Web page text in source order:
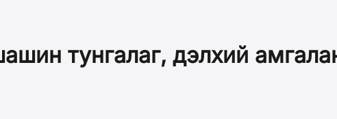
тунгалаг, дэлхий